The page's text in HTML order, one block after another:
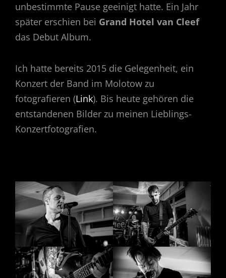
unbestimmte Pause geeinigt hatte. Ein Jahr
später erschien bei Grand Hotel van Cleef
das Debut Album.
Ich hatte bereits 2015 die Gelegenheit, ein
Konzert der Band im Molotow zu
fotografieren (Link). Bis heute gehören die
entstandenen Bilder zu meinen Lieblings-
Konzertfotografien.